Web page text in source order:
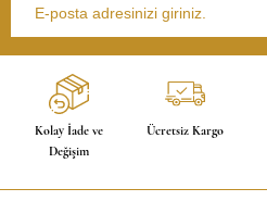
Kolay İade ve
Değişim
Ücretsiz Kargo